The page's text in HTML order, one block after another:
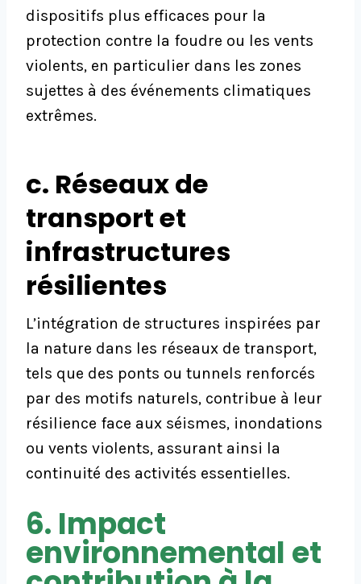
dispositifs plus efficaces pour la
protection contre la foudre ou les vents
violents, en particulier dans les zones
sujettes à des événements climatiques
extrêmes.
c. Réseaux de
transport et
infrastructures
résilientes
L’intégration de structures inspirées par
la nature dans les réseaux de transport,
tels que des ponts ou tunnels renforcés
par des motifs naturels, contribue à leur
résilience face aux séismes, inondations
ou vents violents, assurant ainsi la
continuité des activités essentielles.
6. Impact
environnemental et